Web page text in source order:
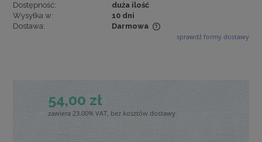
Dostępność:
duża ilość
Wysyłka w:
10 dni
Dostawa:
Darmowa
Cena nie zawiera ewentualnych kosztów płatności
sprawdź formy dostawy
54,00 zł
zawiera 23.00% VAT, bez kosztów dostawy